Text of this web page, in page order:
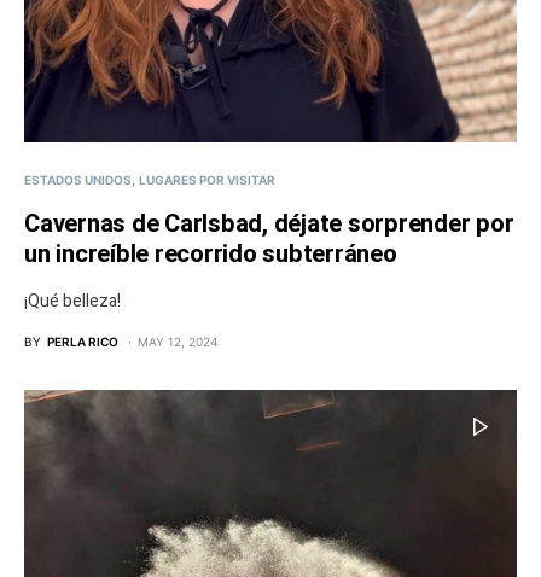
ESTADOS UNIDOS LUGARES POR VISITAR
Cavernas de Carlsbad, déjate sorprender por
un increíble recorrido subterráneo
¡Qué belleza!
BY PERLA RICO MAY 12, 2024